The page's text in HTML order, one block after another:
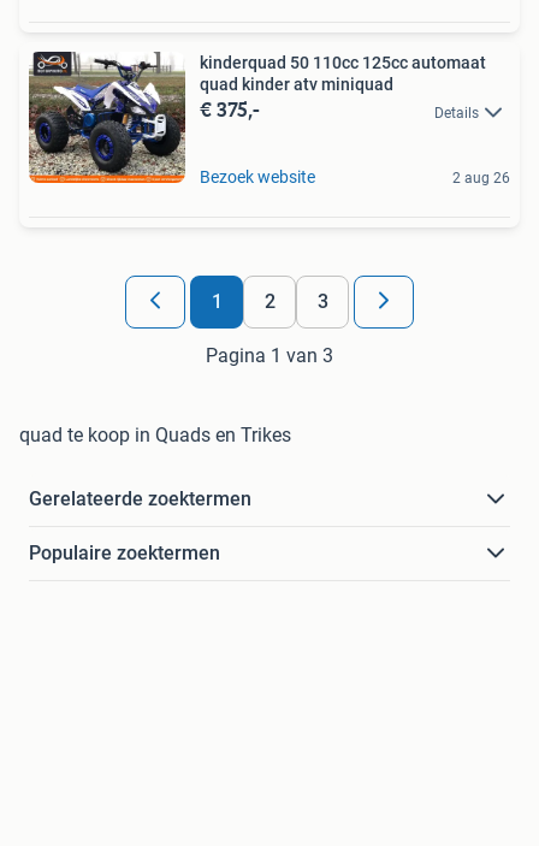
kinderquad 50 110cc 125cc automaat
quad kinder atv miniquad
€ 375,- Details
Bezoek website 2 aug 26
1 2 3
Pagina 1 van 3
quad te koop in Quads en Trikes
Gerelateerde zoektermen
Populaire zoektermen